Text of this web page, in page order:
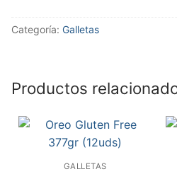
Categoría: Galletas
Productos
GALLETAS